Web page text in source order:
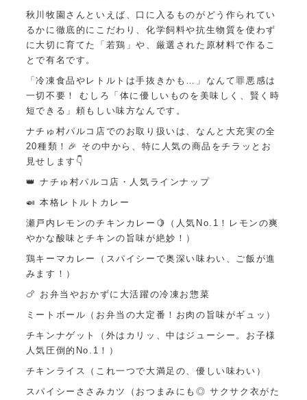
秋川牧園さんといえば、口に入るものがどう作られてい
るかに徹底的にこだわり、化学飼料や抗生物質を使わず
に大切に育てた「若鶏」や、厳選された原材料で作るこ
とで有名です。
「冷凍食品やレトルトは手抜きかも…」なんて罪悪感は
一切不要！ むしろ「体に優しいものを美味しく、賢く時
短できる」頼もしい味方なんです。
ナチゅ村パルコ店でのお取り扱いは、なんと大充実の全
20種類！🎉 その中から、特に人気の商品をチラッとお
見せします👇
👑 ナチゅ村パルコ店・人気ラインナップ
🍛 本格レトルトカレー
瀬戸内レモンのチキンカレー🍋（人気No.1！レモンの爽
やかな酸味とチキンの旨味が絶妙！）
鶏キーマカレー（スパイシーで奥深い味わい、ご飯が進
みます！）
🍗 お弁当やおかずに大活躍の冷凍お惣菜
ミートボール（お弁当の大定番！お肉の旨味がギュッ）
チキンナゲット（外はカリッ、中はジューシー。お子様
人気圧倒的No.1！）
チキンライス（これ一つで大満足の、優しい味わい）
スパイシーささみカツ（おつまみにも◎ サクサク衣がた